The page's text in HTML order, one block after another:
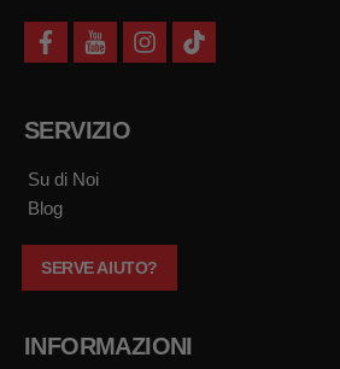
f
a
b
o
y
o
u
b
i
n
t
i
SERVIZIO
Su di Noi
Blog
SERVE AIUTO?
INFORMAZIONI